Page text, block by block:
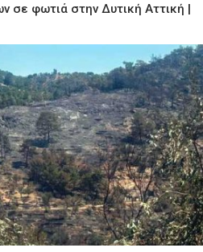
σε φωτιά στην Δυτική Αττική |